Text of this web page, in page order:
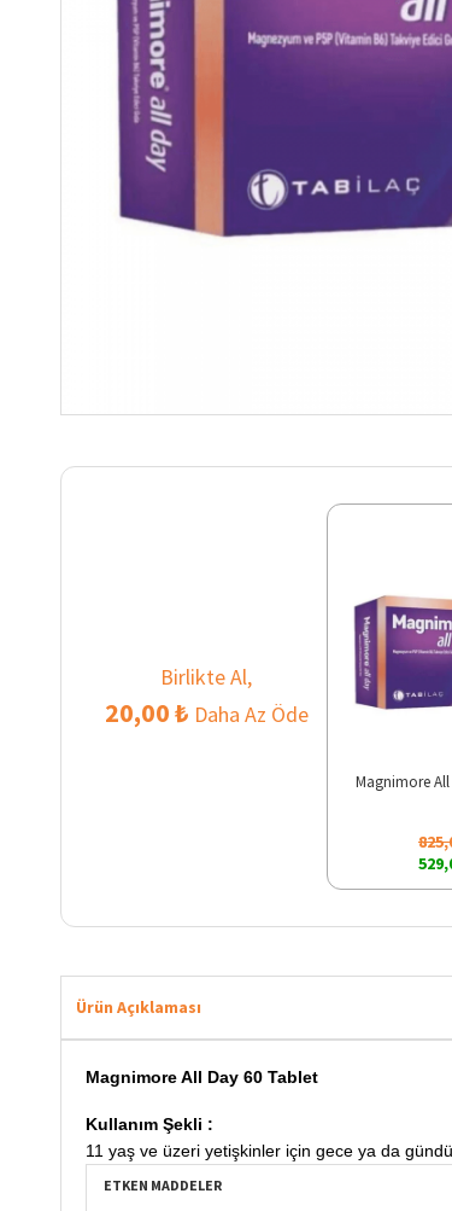
Birlikte Al,
20,00 ₺ Daha Az Öde
Magnimore
Ürün Açıklaması
Magnimore All Day 60 Tablet
Kullanım Şekli :
11 yaş ve üzeri yetişkinler için gece ya da
ETKEN MADDELER